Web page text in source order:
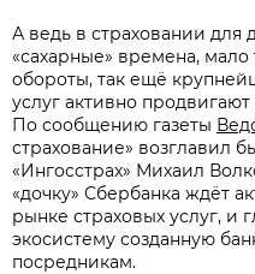
А ведь в страховании для
«сахарные» времена,
обороты, так ещё
услуг активно
По сообщению газеты
страхование» возглавил
«Ингосстрах» Михаил
«дочку» Сбербанка ждёт
рынке страховых услуг, и
экосистему созданную
посредникам.